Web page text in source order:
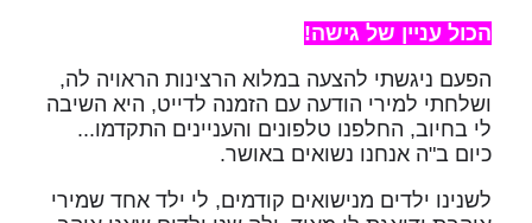
הכול עניין של גישה!
הפעם ניגשתי להצעה במלוא הרצינות הראויה לה,
ושלחתי למירי הודעה עם הזמנה לדייט, היא השיבה
לי בחיוב, החלפנו טלפונים והעניינים התקדמו...
כיום ב"ה אנחנו נשואים באושר.
לשנינו ילדים מנישואים קודמים, לי ילד אחד שמירי